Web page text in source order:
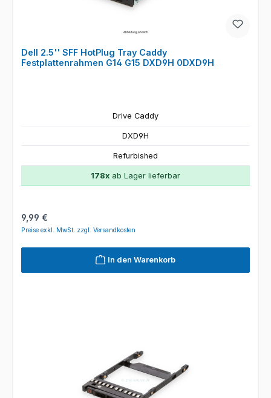
Dell 2.5'' SFF HotPlug Tray Caddy
Festplattenrahmen G14 G15 DXD9H 0DXD9H
Drive Caddy
DXD9H
Refurbished
178x ab Lager lieferbar
Regulärer Preis:
9,99 €
Preise exkl. MwSt. zzgl. Versandkosten
In den Warenkorb